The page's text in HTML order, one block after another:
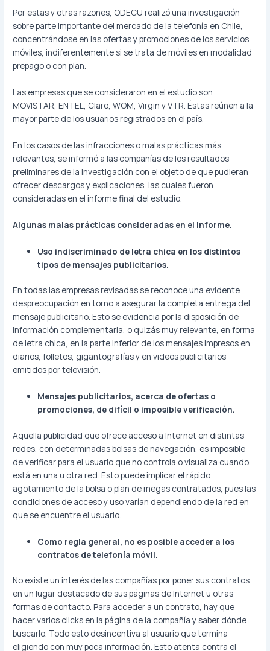
Por estas y otras razones, ODECU realizó una investigación
sobre parte importante del mercado de la telefonía en Chile,
concentrándose en las ofertas y promociones de los servicios
móviles, indiferentemente si se trata de móviles en modalidad
prepago o con plan.
Las empresas que se consideraron en el estudio son
MOVISTAR, ENTEL, Claro, WOM, Virgin y VTR. Éstas reúnen a la
mayor parte de los usuarios registrados en el país.
En los casos de las infracciones o malas prácticas más
relevantes, se informó a las compañías de los resultados
preliminares de la investigación con el objeto de que pudieran
ofrecer descargos y explicaciones, las cuales fueron
consideradas en el informe final del estudio.
Algunas malas prácticas consideradas en el informe.
Uso indiscriminado de letra chica en los distintos
tipos de mensajes publicitarios.
En todas las empresas revisadas se reconoce una evidente
despreocupación en torno a asegurar la completa entrega del
mensaje publicitario. Esto se evidencia por la disposición de
información complementaria, o quizás muy relevante, en forma
de letra chica, en la parte inferior de los mensajes impresos en
diarios, folletos, gigantografías y en videos publicitarios
emitidos por televisión.
Mensajes publicitarios, acerca de ofertas o
promociones, de difícil o imposible verificación.
Aquella publicidad que ofrece acceso a Internet en distintas
redes, con determinadas bolsas de navegación, es imposible
de verificar para el usuario que no controla o visualiza cuando
está en una u otra red. Esto puede implicar el rápido
agotamiento de la bolsa o plan de megas contratados, pues las
condiciones de acceso y uso varían dependiendo de la red en
que se encuentre el usuario.
Como regla general, no es posible acceder a los
contratos de telefonía móvil.
No existe un interés de las compañías por poner sus contratos
en un lugar destacado de sus páginas de Internet u otras
formas de contacto. Para acceder a un contrato, hay que
hacer varios clicks en la página de la compañía y saber dónde
buscarlo. Todo esto desincentiva al usuario que termina
eligiendo con muy poca información. Esto atenta contra el